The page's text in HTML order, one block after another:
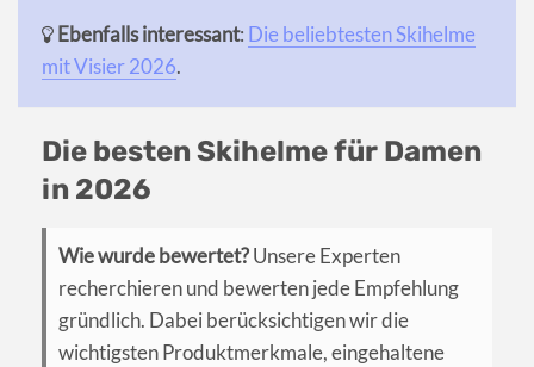
Ebenfalls interessant: Die beliebtesten Skihelme
mit Visier 2026.
Die besten Skihelme für Damen
in 2026
Wie wurde bewertet?Unsere Experten
recherchieren und bewerten jede Empfehlung
gründlich. Dabei berücksichtigen wir die
wichtigsten Produktmerkmale, eingehaltene